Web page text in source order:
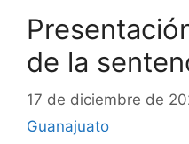
de la
17 de diciembre de
Guanajuato